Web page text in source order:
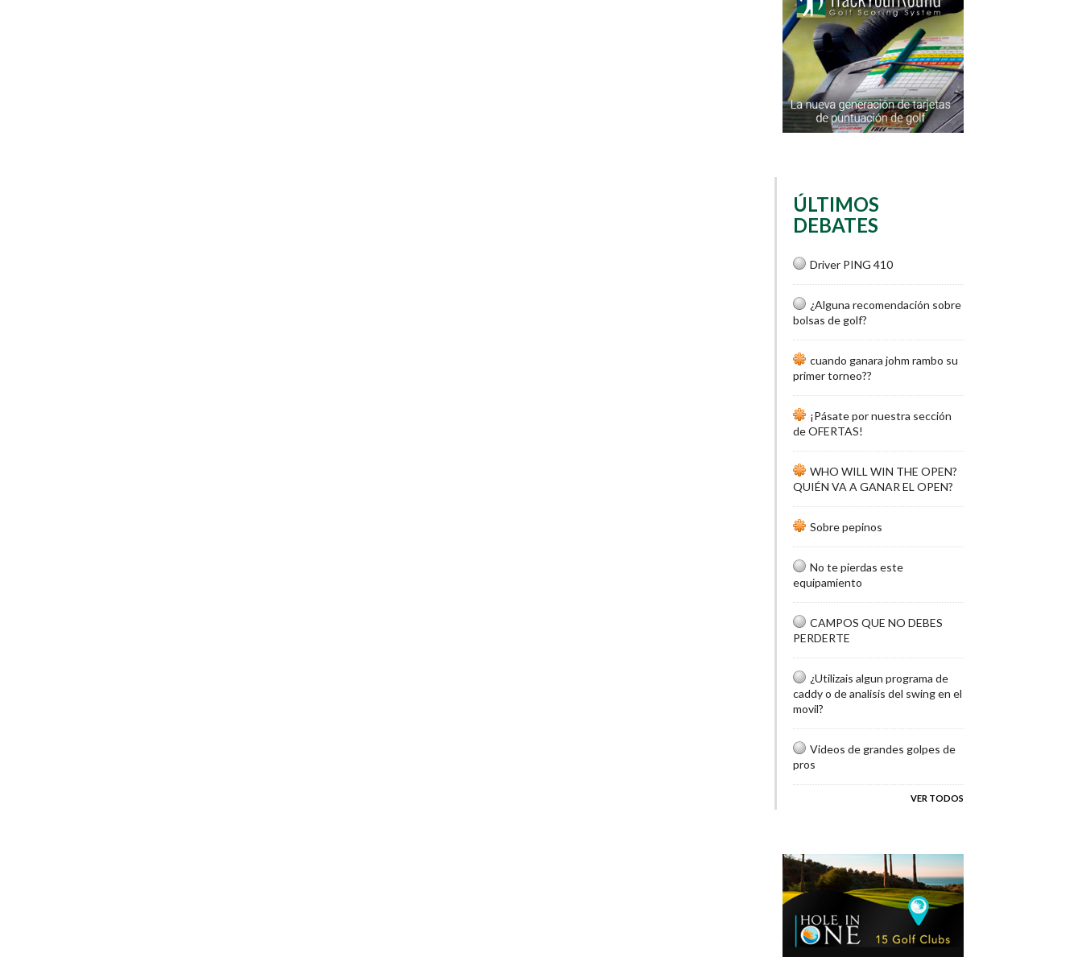
ÚLTIMOS
DEBATES
Driver PING 410
¿Alguna recomendación sobre
bolsas de golf?
cuando ganara johm rambo su
primer torneo??
¡Pásate por nuestra sección
de OFERTAS!
WHO WILL WIN THE OPEN?
QUIÉN VA A GANAR EL OPEN?
Sobre pepinos
No te pierdas este
equipamiento
CAMPOS QUE NO DEBES
PERDERTE
¿Utilizais algun programa de
caddy o de analisis del swing en el
movil?
Videos de grandes golpes de
pros
VER TODOS